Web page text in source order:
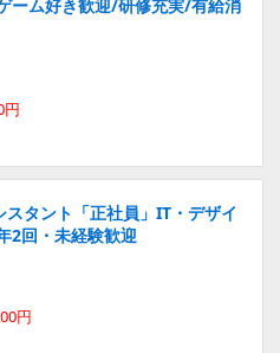
ーム好き歓迎/研修充実/有給消
円
タント「正社員」IT・デザイ
2回・未経験歓迎
円